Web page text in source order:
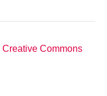
Creative Commons